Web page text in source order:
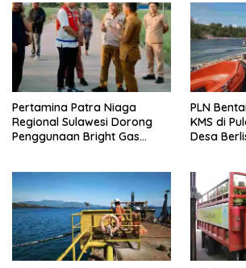
Pertamina Patra Niaga
Regional Sulawesi Dorong
Penggunaan Bright Gas
PLN
KMS di
Desa